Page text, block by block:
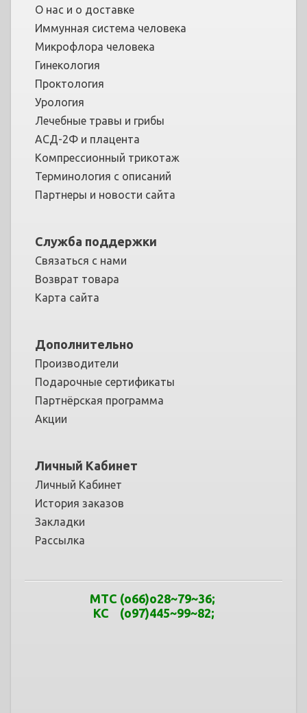
О нас и о доставке
Иммунная система человека
Микрофлора человека
Гинекология
Проктология
Урология
Лечебные травы и грибы
АСД-2Ф и плацента
Компрессионный трикотаж
Терминология с описаний
Партнеры и новости сайта
Служба поддержки
Связаться с нами
Возврат товара
Карта сайта
Дополнительно
Производители
Подарочные сертификаты
Партнёрская программа
Акции
Личный Кабинет
Личный Кабинет
История заказов
Закладки
Рассылка
МТС (o66)o28~79~36;
КС (o97)445~99~82;